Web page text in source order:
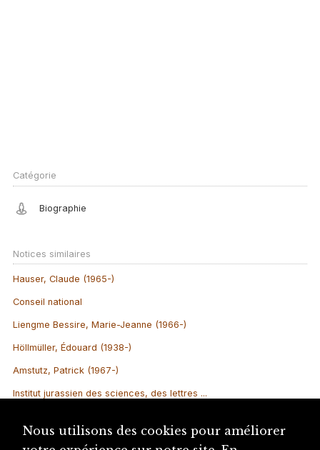
Catégorie
Biographie
Notices similaires
Hauser, Claude (1965-)
Conseil national
Liengme Bessire, Marie-Jeanne (1966-)
Höllmüller, Édouard (1938-)
Amstutz, Patrick (1967-)
Institut jurassien des sciences, des lettres ...
Nous utilisons des cookies pour améliorer